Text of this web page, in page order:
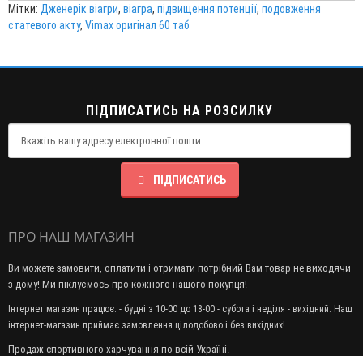
Мітки: Дженерік віагри, віагра, підвищення потенції, подовження
статевого акту, Vimax оригінал 60 таб
ПІДПИСАТИСЬ НА РОЗСИЛКУ
ПІДПИСАТИСЬ
ПРО НАШ МАГАЗИН
Ви можете замовити, оплатити і отримати потрібний Вам товар не виходячи
з дому! Ми піклуємось про кожного нашого покупця!
Інтернет магазин працює: - будні з 10-00 до 18-00 - субота і неділя - вихідний. Наш
інтернет-магазин приймає замовлення цілодобово і без вихідних!
Продаж спортивного харчування по всій Україні.